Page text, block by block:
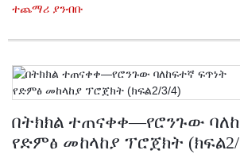
ተጨማሪ ያንብቡ
በትክክል ተጠናቀቀ—የሮንጉው
የድምፅ መከላከያ ፕሮጀክት (ክፍል2/